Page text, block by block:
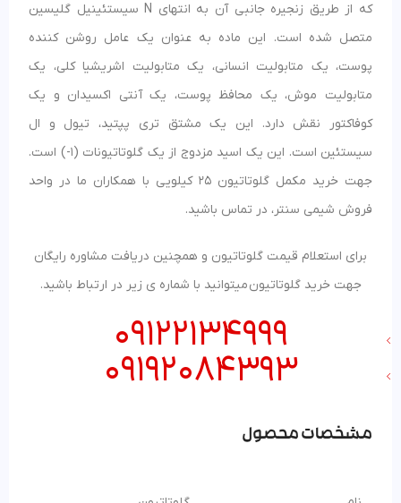
که از طریق زنجیره جانبی آن به انتهای N سیستئینیل گلیسین
متصل شده است. این ماده به عنوان یک عامل روشن کننده
پوست، یک متابولیت انسانی، یک متابولیت اشریشیا کلی، یک
متابولیت موش، یک محافظ پوست، یک آنتی اکسیدان و یک
کوفاکتور نقش دارد. این یک مشتق تری پپتید، تیول و ال
سیستئین است. این یک اسید مزدوج از یک گلوتاتیونات (1-) است.
جهت خرید مکمل گلوتاتیون 25 کیلویی با همکاران ما در واحد
فروش شیمی سنتر، در تماس باشید.
برای استعلام قیمت گلوتاتیون و همچنین دریافت مشاوره رایگان
جهت خرید گلوتاتیون میتوانید با شماره ی زیر در ارتباط باشید.
09122134999
09192084393
مشخصات محصول